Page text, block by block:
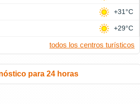
+31°C
+29°C
todos los centros turísticos
para 24 horas